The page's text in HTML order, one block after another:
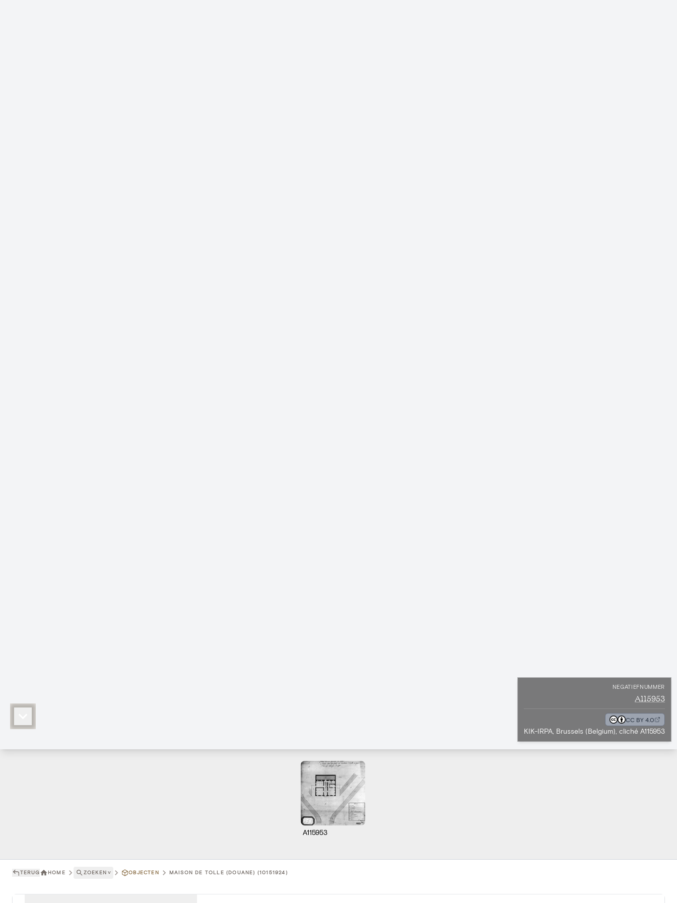
NEGATIEFNUMMER
A115953
CC BY 4.0
KIK-IRPA, Brussels (Belgium), cliché A115953
A115953
TERUG HOME ZOEKEN ˅ OBJECTEN MAISON DE TOLLE (DOUANE) (10151924)